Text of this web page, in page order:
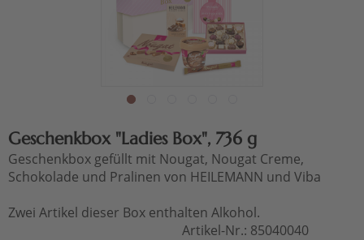
Geschenkbox "Ladies Box", 736 g
Geschenkbox gefüllt mit Nougat, Nougat Creme,
Schokolade und Pralinen von HEILEMANN und Viba
Zwei Artikel dieser Box enthalten Alkohol.
Artikel-Nr.: 85040040